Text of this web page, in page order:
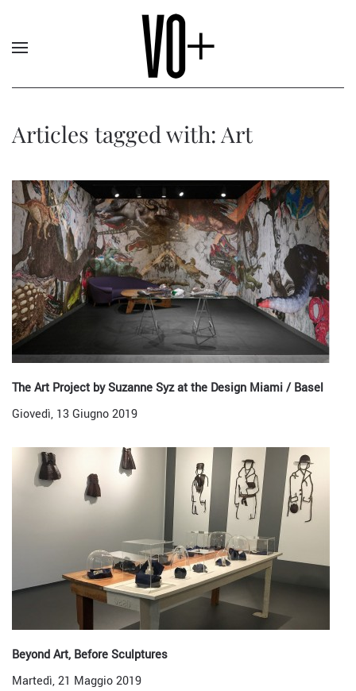
Articles tagged with: Art
The Art Project by Suzanne Syz at the Design Miami / Basel
Giovedì, 13 Giugno 2019
Beyond Art, Before Sculptures
Martedì, 21 Maggio 2019